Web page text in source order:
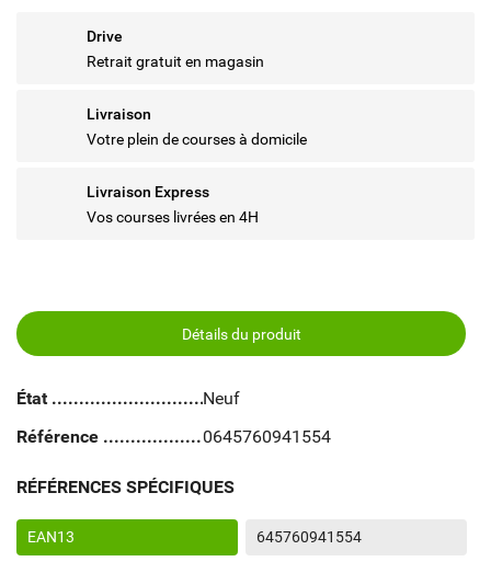
Drive
Retrait gratuit en magasin
Livraison
Votre plein de courses à domicile
Livraison Express
Vos courses livrées en 4H
Détails du produit
État
Neuf
Référence
0645760941554
RÉFÉRENCES SPÉCIFIQUES
EAN13 645760941554